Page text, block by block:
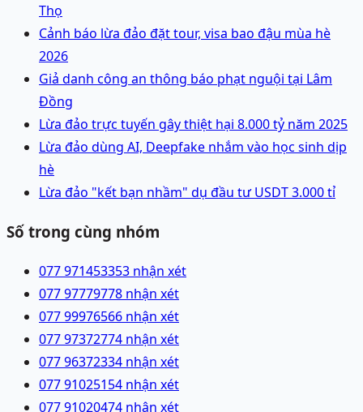
Thọ
Cảnh báo lừa đảo đặt tour, visa bao đậu mùa hè
2026
Giả danh công an thông báo phạt nguội tại Lâm
Đồng
Lừa đảo trực tuyến gây thiệt hại 8.000 tỷ năm 2025
Lừa đảo dùng AI, Deepfake nhắm vào học sinh dịp
hè
Lừa đảo "kết bạn nhầm" dụ đầu tư USDT 3.000 tỉ
Số trong cùng nhóm
077 971453353 nhận xét
077 97779778 nhận xét
077 99976566 nhận xét
077 97372774 nhận xét
077 96372334 nhận xét
077 91025154 nhận xét
077 91020474 nhận xét